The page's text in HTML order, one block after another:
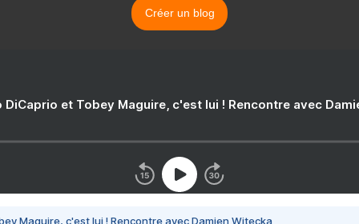
Créer un blog
DiCaprio et Tobey Maguire, c'est lui ! Rencontre avec
Maguire, c'est lui ! Rencontre avec Damien Witecka